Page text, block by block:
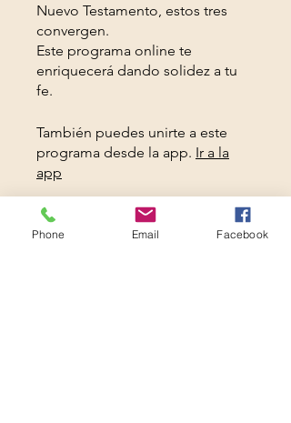
Nuevo Testamento, estos tres
convergen.
Este programa online te
enriquecerá dando solidez a tu
fe.
También puedes unirte a este
programa desde la app. Ir a la
app
Phone Email Facebook